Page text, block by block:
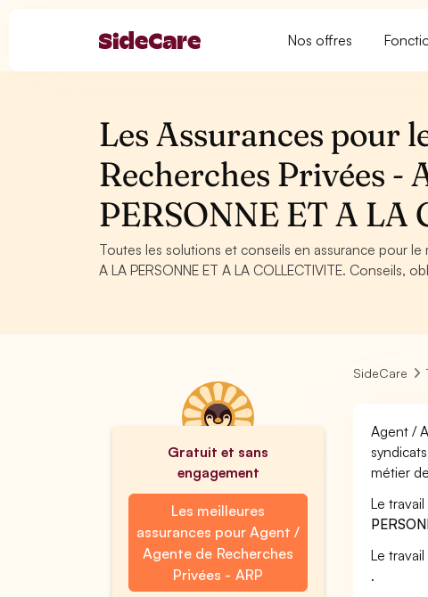
Nos offres
Les Assurances pour
Recherches Privées -
PERSONNE ET A LA
Toutes les solutions et conseils en assurance pour
A LA PERSONNE ET A LA COLLECTIVITE.
Gratuit et sans
engagement
Les meilleures
assurances pour Agent /
Agente de Recherches
Privées - ARP
SideCare
Agent /
métier
Le
Le
.